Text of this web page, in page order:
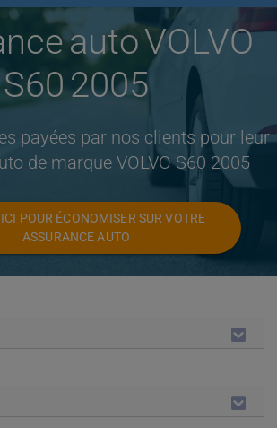
auto VOLVO
S60 2005
payées par nos clients pour leur
de marque VOLVO S60 2005
POUR ÉCONOMISER SUR VOTRE
ASSURANCE AUTO